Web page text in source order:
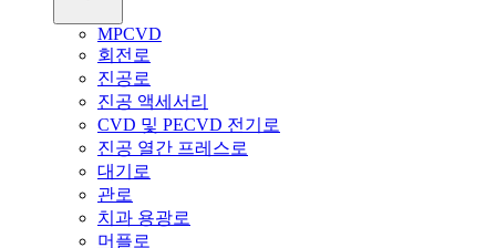
MPCVD
회전로
진공로
진공 액세서리
CVD 및 PECVD 전기로
진공 열간 프레스로
대기로
관로
치과 용광로
머플로